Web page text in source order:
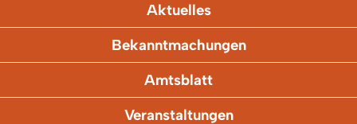
Aktuelles
Bekanntmachungen
Amtsblatt
Veranstaltungen